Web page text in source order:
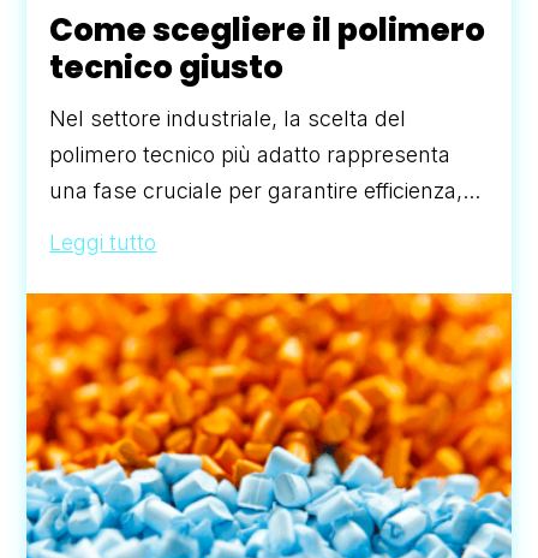
Come scegliere il polimero
tecnico giusto
Nel settore industriale, la scelta del
polimero tecnico più adatto rappresenta
una fase cruciale per garantire efficienza,...
Leggi tutto